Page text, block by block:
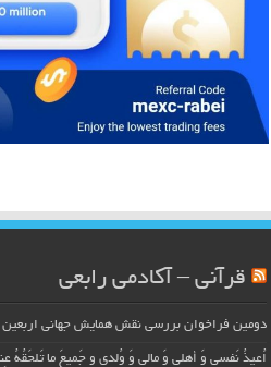
قرآنی – آکادمی رابعی
دومین فراخوان بررسی نقش همایش جهانی اربعین
اُعیذُ نَفسی وَ أهلی وَ مالی وَ وُلدی و جَمیعَ ما تَلحَقُهُ